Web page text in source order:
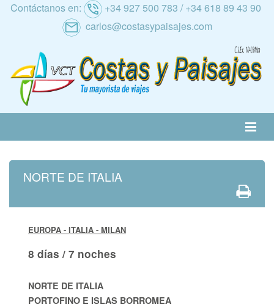
Contáctanos en:
+34 927 500 783 / +34 618 89 43 90
carlos@costasypaisajes.com
NORTE DE ITALIA
EUROPA - ITALIA - MILAN
8 días / 7 noches
NORTE DE ITALIA
PORTOFINO E ISLAS BORROMEA